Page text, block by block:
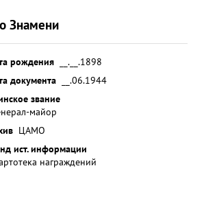
Знамени
рождения
__.__.1898
документа
__.06.1944
звание
майор
ЦАМО
ист. информации
награждений